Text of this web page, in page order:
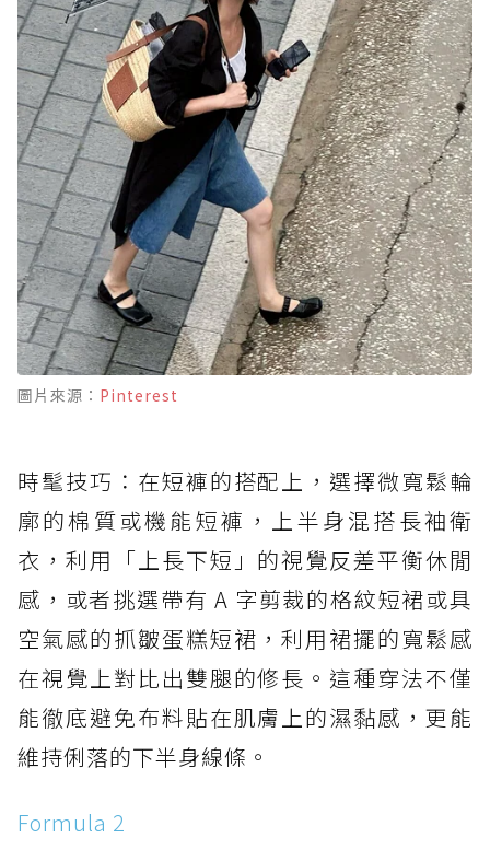
圖片來源： Pinterest
時髦技巧：在短褲的搭配上，選擇微寬鬆輪
廓的棉質或機能短褲，上半身混搭長袖衛
衣，利用「上長下短」的視覺反差平衡休閒
感，或者挑選帶有 A 字剪裁的格紋短裙或具
空氣感的抓皺蛋糕短裙，利用裙擺的寬鬆感
在視覺上對比出雙腿的修長。這種穿法不僅
能徹底避免布料貼在肌膚上的濕黏感，更能
維持俐落的下半身線條。
Formula 2